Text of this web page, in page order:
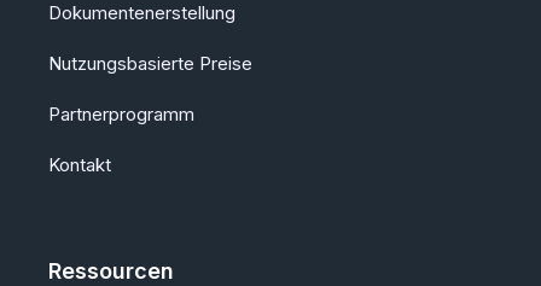
Dokumentenerstellung
Nutzungsbasierte Preise
Partnerprogramm
Kontakt
Ressourcen